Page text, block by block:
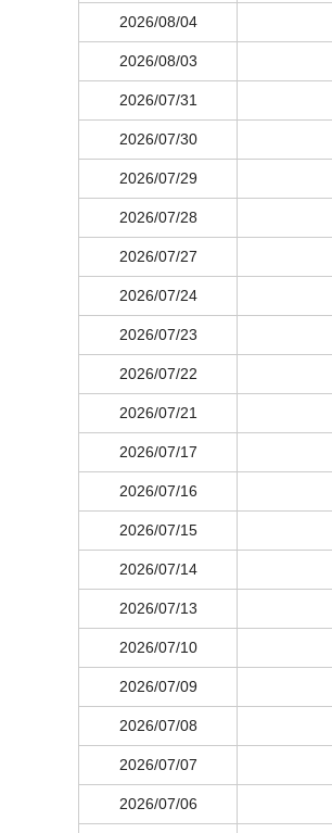
2026/08/04
2026/08/03
2026/07/31
2026/07/30
2026/07/29
2026/07/28
2026/07/27
2026/07/24
2026/07/23
2026/07/22
2026/07/21
2026/07/17
2026/07/16
2026/07/15
2026/07/14
2026/07/13
2026/07/10
2026/07/09
2026/07/08
2026/07/07
2026/07/06